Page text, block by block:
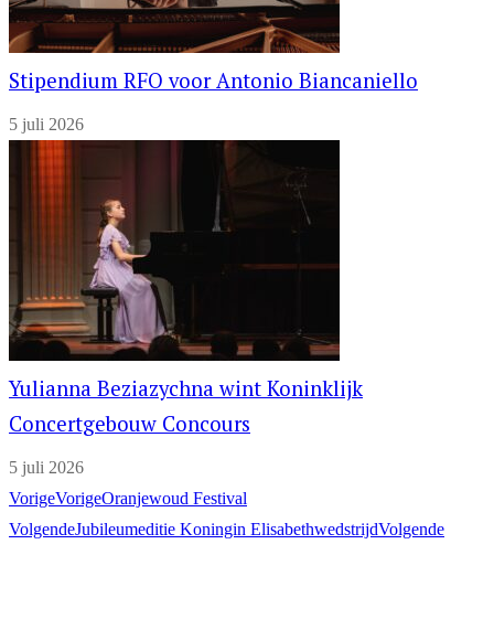
Stipendium RFO voor Antonio Biancaniello
5 juli 2026
Yulianna Beziazychna wint Koninklijk
Concertgebouw Concours
5 juli 2026
VorigeVorigeOranjewoud Festival
VolgendeJubileumeditie Koningin ElisabethwedstrijdVolgende